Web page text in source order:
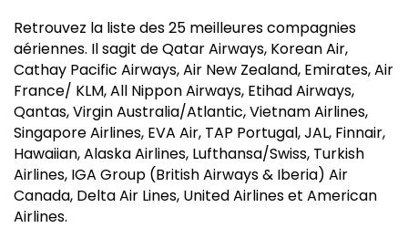
Retrouvez la liste des 25 meilleures compagnies
aériennes. Il sagit de Qatar Airways, Korean Air,
Cathay Pacific Airways, Air New Zealand, Emirates, Air
France/ KLM, All Nippon Airways, Etihad Airways,
Qantas, Virgin Australia/Atlantic, Vietnam Airlines,
Singapore Airlines, EVA Air, TAP Portugal, JAL, Finnair,
Hawaiian, Alaska Airlines, Lufthansa/Swiss, Turkish
Airlines, IGA Group (British Airways & Iberia) Air
Canada, Delta Air Lines, United Airlines et American
Airlines.